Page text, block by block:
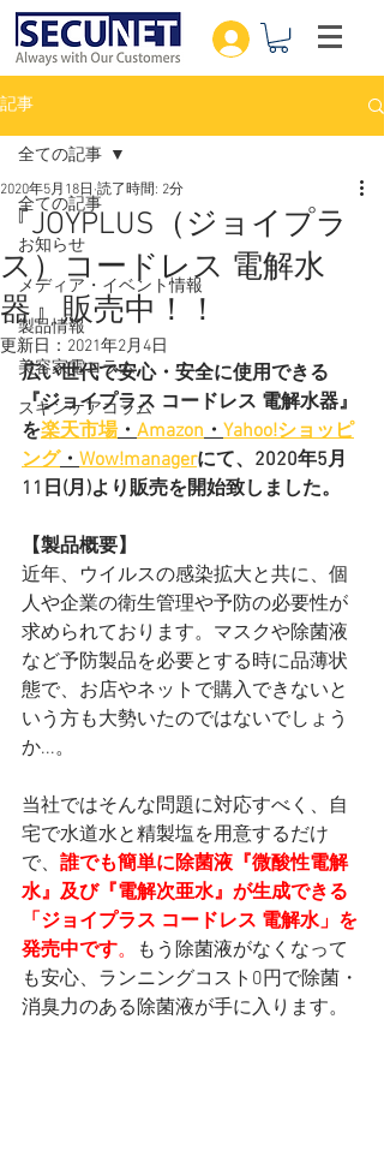
記事
全ての記事
お知らせ
メディア・イベント情報
製品情報
美容家電コラム
スキンケアコラム
全ての記事
『JOYPLUS（ジョイプラ
ス）コードレス 電解⽔
器』販売中！！
2020年5月18日 読了時間: 2分
更新日： 2021年2月4日
広い世代で安⼼・安全に使⽤できる
『ジョイプラス コードレス 電解⽔器』
を楽天市場・Amazon・Yahoo!ショッピ
ング・Wow!managerにて、2020年5⽉
11⽇(月)より販売を開始致しました。
【製品概要】
近年、ウイルスの感染拡⼤と共に、個
⼈や企業の衛⽣管理や予防の必要性が
求められております。マスクや除菌液
など予防製品を必要とする時に品薄状
態で、お店やネットで購⼊できないと
いう⽅も⼤勢いたのではないでしょう
か...。
当社ではそんな問題に対応すべく、⾃
宅で⽔道⽔と精製塩を⽤意するだけ
で、 誰でも簡単に除菌液『微酸性電解
⽔』及び『電解次亜⽔』が⽣成できる
「ジョイプラス コードレス 電解⽔」を
発売中です。
もう除菌液がなくなって
も安⼼、ランニングコスト0円で除菌・
消臭⼒のある除菌液が⼿に⼊ります。